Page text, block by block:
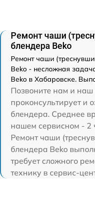
Ремонт чаши
блендера Beko
Ремонт чаши
Beko - несложная
Beko в Хабаровске.
Позвоните нам и наш
проконсультирует и
блендера. Среднее
нашем сервисном - 2
Ремонт чаши
блендера Beko
требует сложного
технику в сервис-